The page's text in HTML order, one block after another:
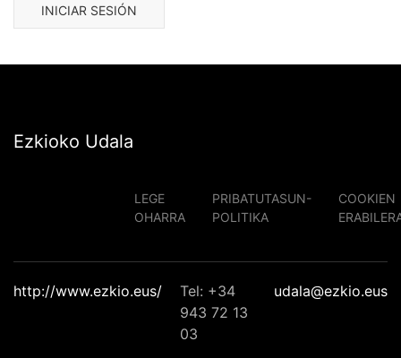
Ezkioko Udala
LEGE
OHARRA
PRIBATUTASUN-
POLITIKA
COOKIEN
http://www.ezkio.eus/
Tel: +34
943 72 13
03
udala@ezkio.eus